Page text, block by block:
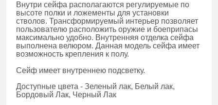
Внутри сейфа располагаются регулируемые по
высоте полки и ложементы для установки
стволов. Трансформируемый интерьер позволяет
пользователю расположить оружие и боеприпасы
максимально удобно. Внутренняя отделка сейфа
выполнена велюром. Данная модель сейфа имеет
возможность крепления к полу.
Сейф имеет внутреннею подсветку.
Доступные цвета - Зеленый лак, Белый лак,
Бордовый Лак, Черный Лак